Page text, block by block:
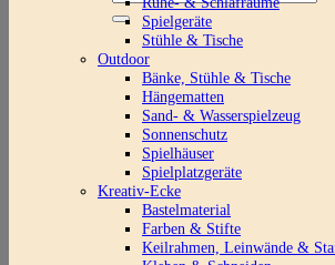
nach:
Spielgeräte
Stühle & Tische
Outdoor
Bänke, Stühle & Tische
Hängematten
Sand- & Wasserspielzeug
Sonnenschutz
Spielhäuser
Spielplatzgeräte
Kreativ-Ecke
Bastelmaterial
Farben & Stifte
Keilrahmen, Leinwände &